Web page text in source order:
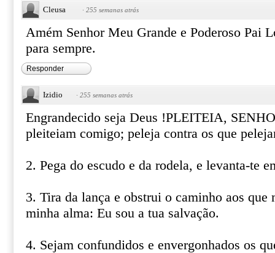
Cleusa · 255 semanas atrás
Amém Senhor Meu Grande e Poderoso Pai
para sempre.
Responder
Izidio · 255 semanas atrás
Engrandecido seja Deus !PLEITEIA,
pleiteiam comigo; peleja contra os que
2. Pega do escudo e da rodela, e levanta-te
3. Tira da lança e obstrui o caminho aos que
minha alma: Eu sou a tua salvação.
4. Sejam confundidos e envergonhados os